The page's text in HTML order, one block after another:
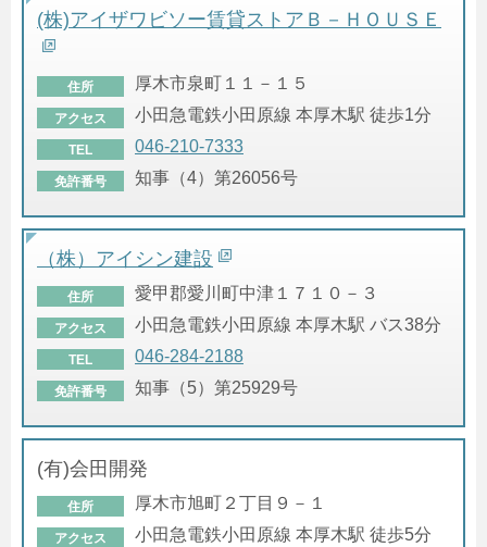
(株)アイザワビソー賃貸ストアＢ－ＨＯＵＳＥ
住所 厚木市泉町１１－１５
アクセス 小田急電鉄小田原線 本厚木駅 徒歩1分
TEL 046-210-7333
免許番号 知事（4）第26056号
（株）アイシン建設
住所 愛甲郡愛川町中津１７１０－３
アクセス 小田急電鉄小田原線 本厚木駅 バス38分
TEL 046-284-2188
免許番号 知事（5）第25929号
(有)会田開発
住所 厚木市旭町２丁目９－１
アクセス 小田急電鉄小田原線 本厚木駅 徒歩5分